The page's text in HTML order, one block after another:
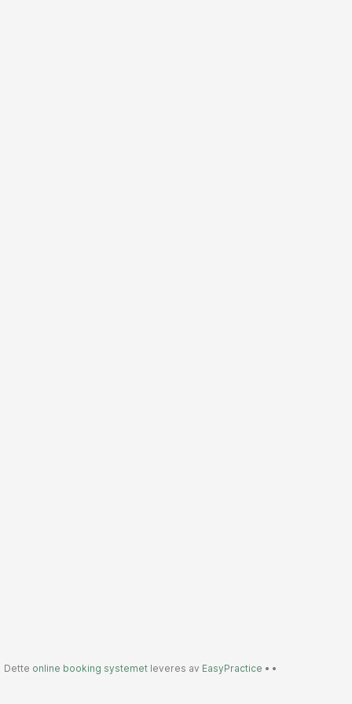
Dette online booking systemet leveres av EasyPractice • •